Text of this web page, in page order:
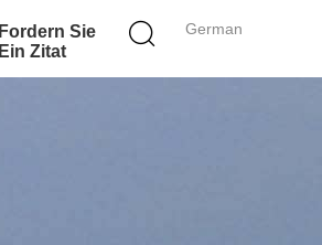
German
Fordern Sie
Ein Zitat